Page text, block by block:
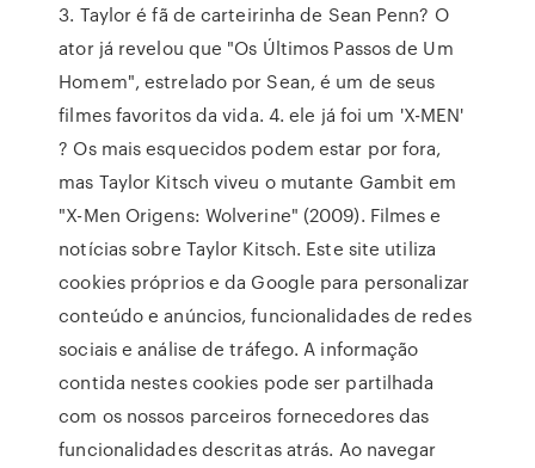
3. Taylor é fã de carteirinha de Sean Penn? O
ator já revelou que "Os Últimos Passos de Um
Homem", estrelado por Sean, é um de seus
filmes favoritos da vida. 4. ele já foi um 'X-MEN'
? Os mais esquecidos podem estar por fora,
mas Taylor Kitsch viveu o mutante Gambit em
"X-Men Origens: Wolverine" (2009). Filmes e
notícias sobre Taylor Kitsch. Este site utiliza
cookies próprios e da Google para personalizar
conteúdo e anúncios, funcionalidades de redes
sociais e análise de tráfego. A informação
contida nestes cookies pode ser partilhada
com os nossos parceiros fornecedores das
funcionalidades descritas atrás. Ao navegar